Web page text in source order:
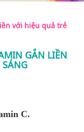
với hiệu quả trẻ
GẮN LIỀN
C.